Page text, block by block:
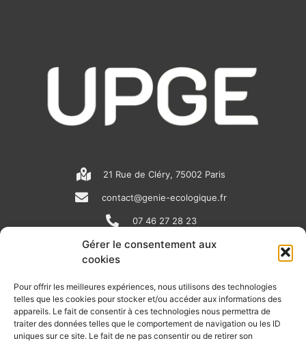
Gérer le consentement aux
cookies
Pour offrir les meilleures expériences, nous utilisons des technologies
telles que les cookies pour stocker et/ou accéder aux informations des
appareils. Le fait de consentir à ces technologies nous permettra de
traiter des données telles que le comportement de navigation ou les ID
uniques sur ce site. Le fait de ne pas consentir ou de retirer son
21 Rue de Cléry, 75002 Paris
contact@genie-ecologique.fr
07 46 27 28 23
N
e
w
s
i
n
k
o
u
t
RECEVOIR L'ACTU DE LA FILIÈRE